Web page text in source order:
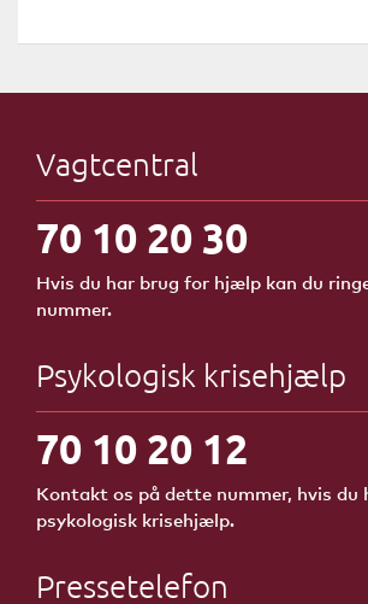
Vagtcentral
70 10 20 30
Hvis du har brug for hjælp kan du
nummer.
Psykologisk krisehjælp
70 10 20 12
Kontakt os på dette nummer, hvis du
psykologisk krisehjælp.
Pressetelefon